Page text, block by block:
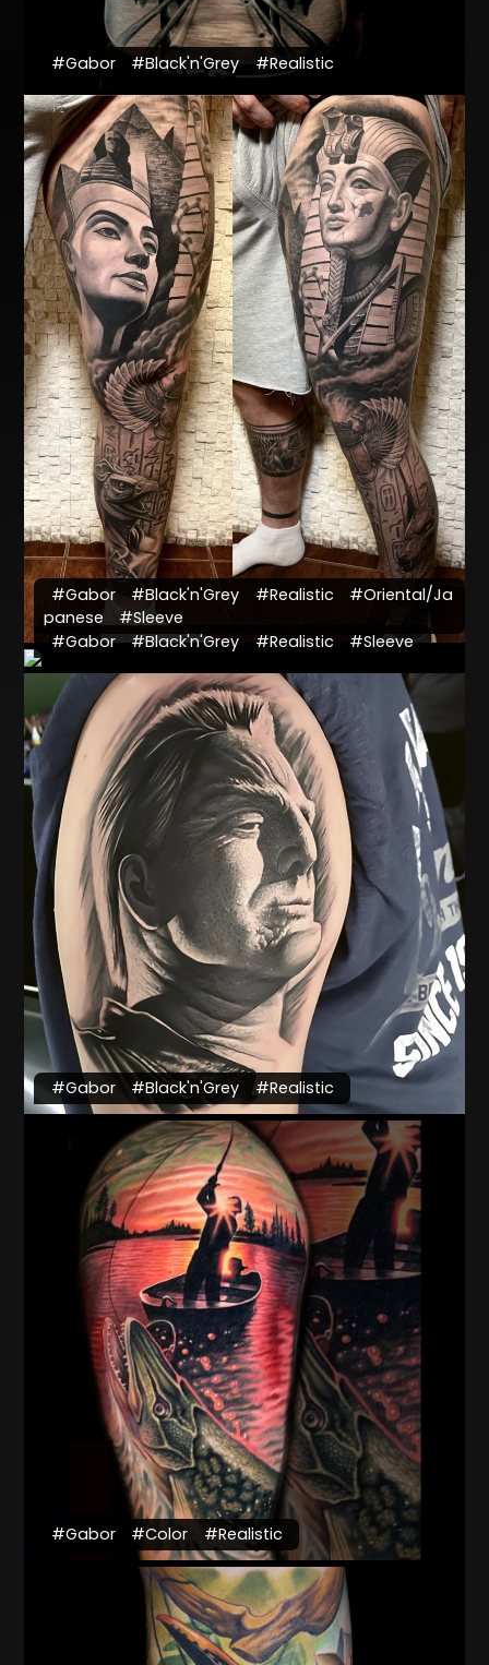
#Gabor #Black'n'Grey #Realistic
#Gabor #Black'n'Grey #Realistic
#Oriental/Ja
panese
#Sleeve
#Gabor
#Black'n'Grey #Realistic #Sleeve
#Gabor #Black'n'Grey #Realistic
#Gabor #Color #Realistic